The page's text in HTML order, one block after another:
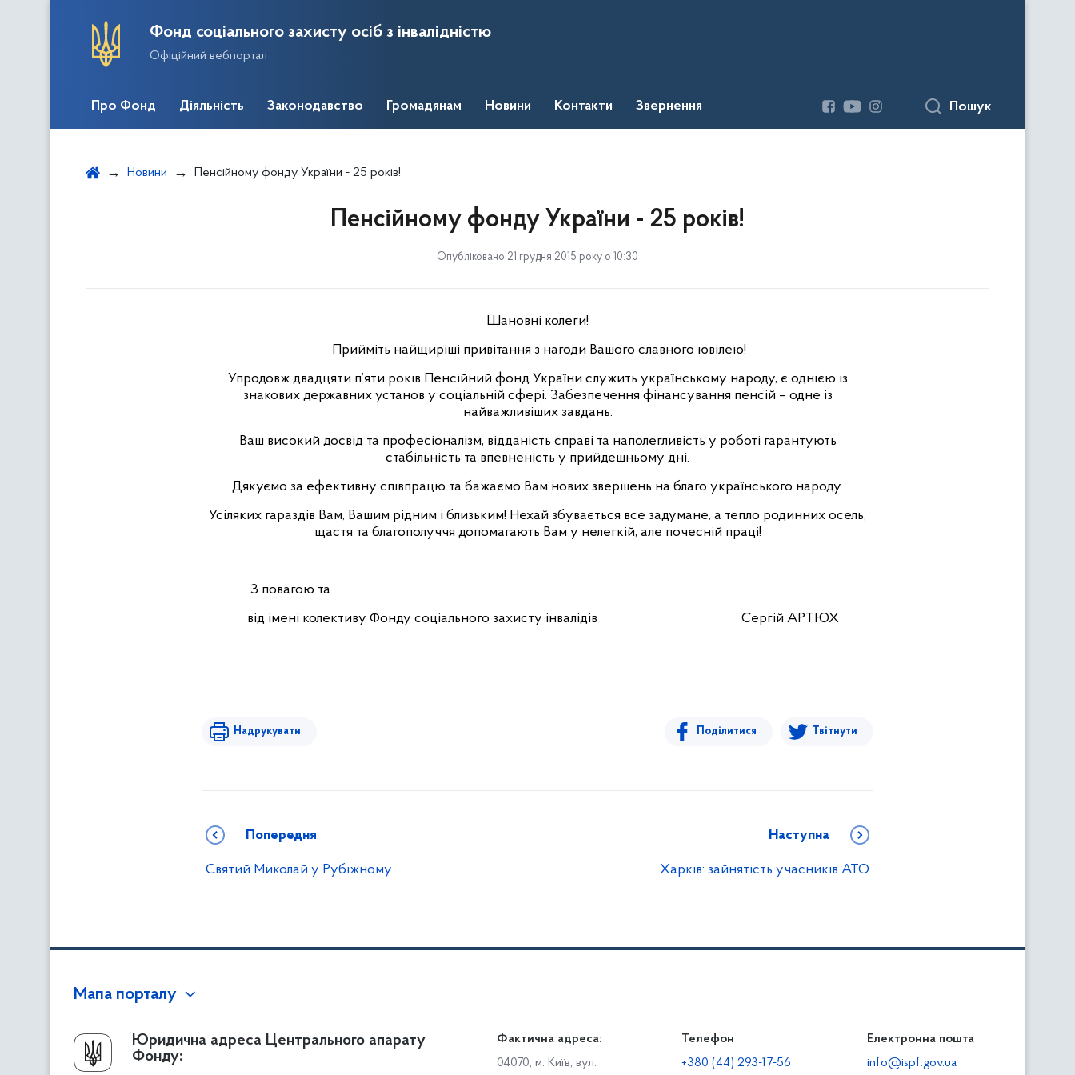
Фонд соціального захисту осіб з інвалідністю
Офіційний вебпортал
Про Фонд Діяльність Законодавство Громадянам Новини Контакти Звернення Пошук
Новини Пенсійному фонду України - 25 років!
Пенсійному фонду України - 25 років!
Опубліковано 21 грудня 2015 року о 10:30
Шановні колеги!
Прийміть найщиріші привітання з нагоди Вашого славного ювілею!
Упродовж двадцяти п’яти років Пенсійний фонд України служить українському народу, є однією із
знакових державних установ у соціальній сфері. Забезпечення фінансування пенсій – одне із
найважливіших завдань.
Ваш високий досвід та професіоналізм, відданість справі та наполегливість у роботі гарантують
стабільність та впевненість у прийдешньому дні.
Дякуємо за ефективну співпрацю та бажаємо Вам нових звершень на благо українського народу.
Усіляких гараздів Вам, Вашим рідним і близьким! Нехай збувається все задумане, а тепло родинних осель,
щастя та благополуччя допомагають Вам у нелегкій, але почесній праці!
З повагою та
від імені колективу Фонду соціального захисту інвалідів Сергій АРТЮХ
Надрукувати Поділитися Твітнути
Попередня
Святий Миколай у Рубіжному
Наступна
Харків: зайнятість учасників АТО
Мапа порталу
Про Фонд
Керівництво
Громадянам
Доступ до публічної інформації
Діяльність
Роботодавцям
Юридична адреса Центрального апарату
Фонду:
Фактична адреса:
04070, м. Київ, вул.
Телефон
+380 (44) 293-17-56
Електронна пошта
info@ispf.gov.ua